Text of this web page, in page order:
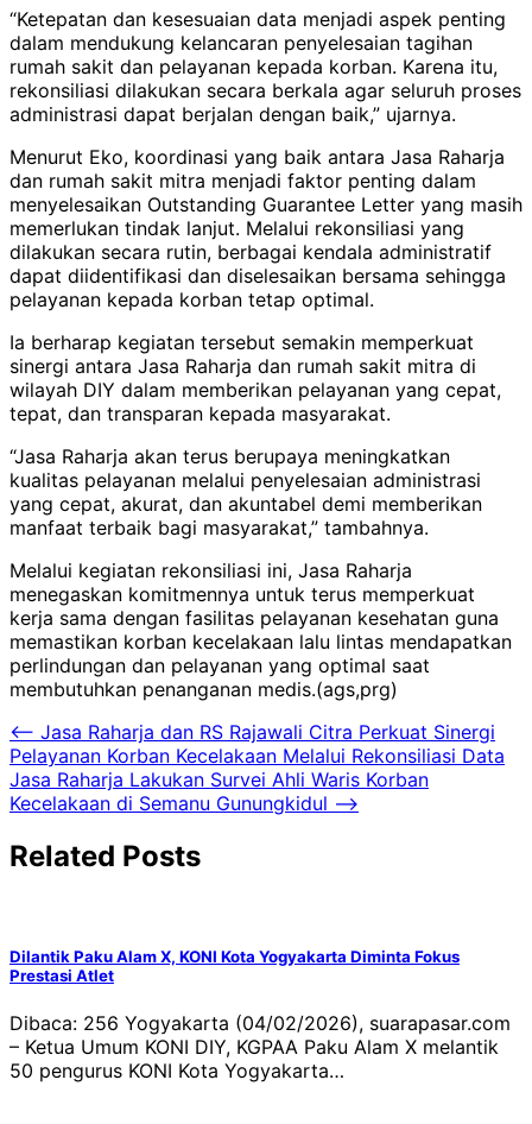
“Ketepatan dan kesesuaian data menjadi aspek penting
dalam mendukung kelancaran penyelesaian tagihan
rumah sakit dan pelayanan kepada korban. Karena itu,
rekonsiliasi dilakukan secara berkala agar seluruh proses
administrasi dapat berjalan dengan baik,” ujarnya.
Menurut Eko, koordinasi yang baik antara Jasa Raharja
dan rumah sakit mitra menjadi faktor penting dalam
menyelesaikan Outstanding Guarantee Letter yang masih
memerlukan tindak lanjut. Melalui rekonsiliasi yang
dilakukan secara rutin, berbagai kendala administratif
dapat diidentifikasi dan diselesaikan bersama sehingga
pelayanan kepada korban tetap optimal.
Ia berharap kegiatan tersebut semakin memperkuat
sinergi antara Jasa Raharja dan rumah sakit mitra di
wilayah DIY dalam memberikan pelayanan yang cepat,
tepat, dan transparan kepada masyarakat.
“Jasa Raharja akan terus berupaya meningkatkan
kualitas pelayanan melalui penyelesaian administrasi
yang cepat, akurat, dan akuntabel demi memberikan
manfaat terbaik bagi masyarakat,” tambahnya.
Melalui kegiatan rekonsiliasi ini, Jasa Raharja
menegaskan komitmennya untuk terus memperkuat
kerja sama dengan fasilitas pelayanan kesehatan guna
memastikan korban kecelakaan lalu lintas mendapatkan
perlindungan dan pelayanan yang optimal saat
membutuhkan penanganan medis.(ags,prg)
Navigasi
pos
⟵ Jasa Raharja dan RS Rajawali Citra Perkuat Sinergi
Pelayanan Korban Kecelakaan Melalui Rekonsiliasi Data
Jasa Raharja Lakukan Survei Ahli Waris Korban
Kecelakaan di Semanu Gunungkidul ⟶
Related Posts
Dilantik Paku Alam X, KONI Kota Yogyakarta Diminta Fokus
Prestasi Atlet
Dibaca: 256 Yogyakarta (04/02/2026), suarapasar.com
– Ketua Umum KONI DIY, KGPAA Paku Alam X melantik
50 pengurus KONI Kota Yogyakarta…